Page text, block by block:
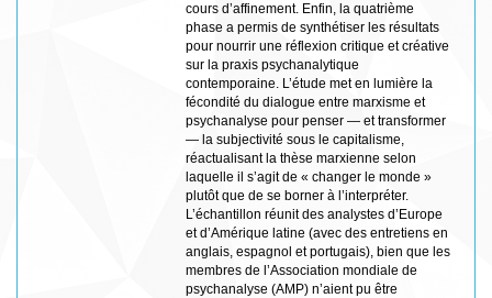
cours d’affinement. Enfin, la quatrième
phase a permis de synthétiser les résultats
pour nourrir une réflexion critique et créative
sur la praxis psychanalytique
contemporaine. L’étude met en lumière la
fécondité du dialogue entre marxisme et
psychanalyse pour penser — et transformer
— la subjectivité sous le capitalisme,
réactualisant la thèse marxienne selon
laquelle il s’agit de « changer le monde »
plutôt que de se borner à l’interpréter.
L’échantillon réunit des analystes d’Europe
et d’Amérique latine (avec des entretiens en
anglais, espagnol et portugais), bien que les
membres de l’Association mondiale de
psychanalyse (AMP) n’aient pu être